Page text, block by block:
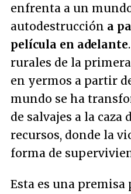
enfrenta a un
autodestrucción a
película en adelante
rurales de la
en yermos a partir
mundo se ha
de salvajes a la caza
recursos, donde la
forma de
Esta es una